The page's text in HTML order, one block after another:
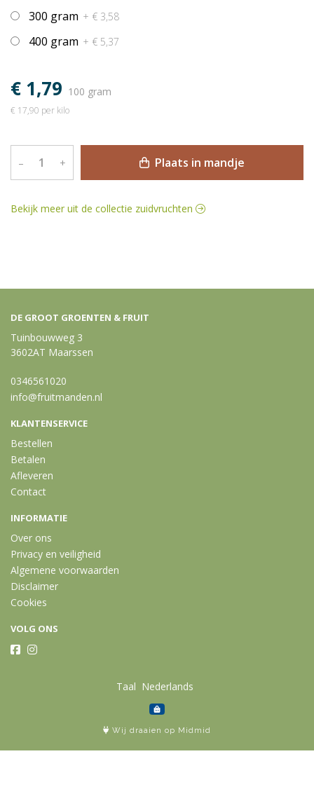
300 gram + € 3,58
400 gram + € 5,37
€ 1,79 100 gram
€ 17,90 per kilo
– + Plaats in mandje
Bekijk meer uit de collectie zuidvruchten
DE GROOT GROENTEN & FRUIT
Tuinbouwweg 3
3602AT Maarssen
0346561020
info@fruitmanden.nl
KLANTENSERVICE
Bestellen
Betalen
Afleveren
Contact
INFORMATIE
Over ons
Privacy en veiligheid
Algemene voorwaarden
Disclaimer
Cookies
VOLG ONS
Taal
Wij draaien op Midmid